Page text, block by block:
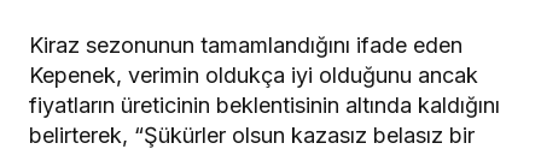
Kiraz sezonunun tamamlandığını ifade eden
Kepenek, verimin oldukça iyi olduğunu ancak
fiyatların üreticinin beklentisinin altında kaldığını
belirterek, “Şükürler olsun kazasız belasız bir